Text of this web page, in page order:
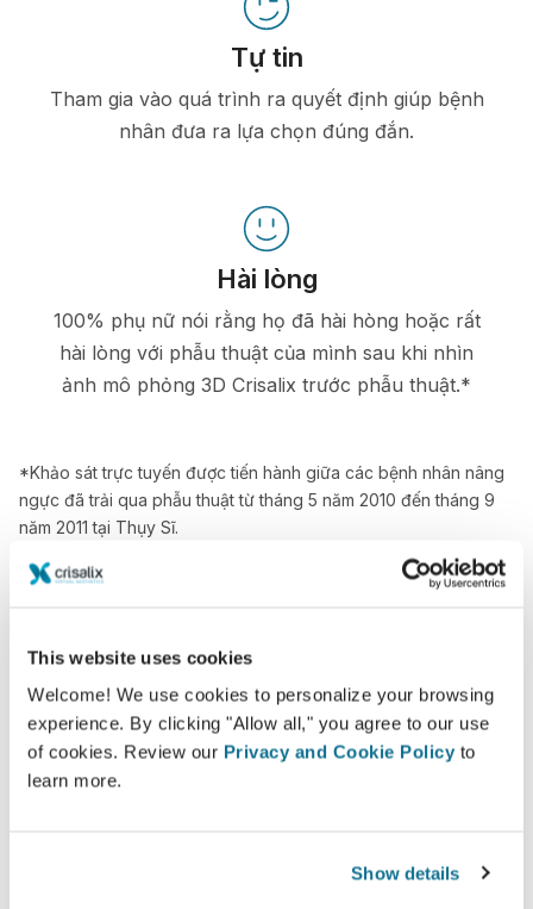
This website uses cookies
Welcome! We use cookies to personalize your browsing
experience. By clicking "Allow all," you agree to our use
of cookies. Review our Privacy and Cookie Policy to
learn more.
Show details
Tự tin
Tham gia vào quá trình ra quyết định giúp bệnh
nhân đưa ra lựa chọn đúng đắn.
Hài lòng
100% phụ nữ nói rằng họ đã hài hòng hoặc rất
hài lòng với phẫu thuật của mình sau khi nhìn
ảnh mô phỏng 3D Crisalix trước phẫu thuật.*
*Khảo sát trực tuyến được tiến hành giữa các bệnh nhân nâng
ngực đã trải qua phẫu thuật từ tháng 5 năm 2010 đến tháng 9
năm 2011 tại Thụy Sĩ.